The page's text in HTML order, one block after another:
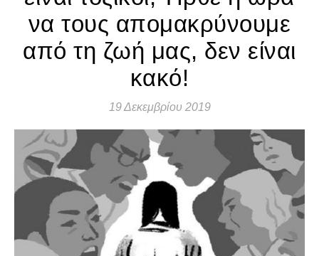
να τους απομακρύνουμε
από τη ζωή μας, δεν είναι
κακό!
19 Δεκεμβρίου 2019